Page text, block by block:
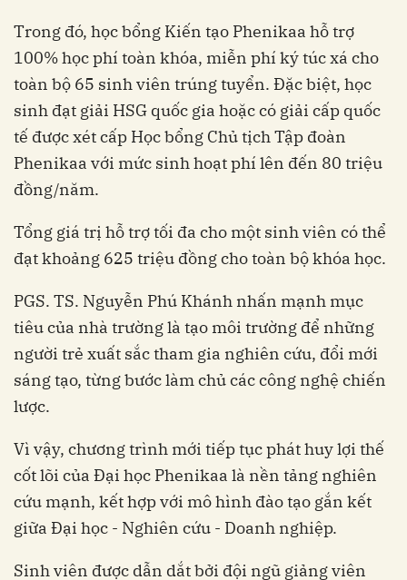
Trong đó, học bổng Kiến tạo Phenikaa hỗ trợ
100% học phí toàn khóa, miễn phí ký túc xá cho
toàn bộ 65 sinh viên trúng tuyển. Đặc biệt, học
sinh đạt giải HSG quốc gia hoặc có giải cấp quốc
tế được xét cấp Học bổng Chủ tịch Tập đoàn
Phenikaa với mức sinh hoạt phí lên đến 80 triệu
đồng/năm.
Tổng giá trị hỗ trợ tối đa cho một sinh viên có thể
đạt khoảng 625 triệu đồng cho toàn bộ khóa học.
PGS. TS. Nguyễn Phú Khánh nhấn mạnh mục
tiêu của nhà trường là tạo môi trường để những
người trẻ xuất sắc tham gia nghiên cứu, đổi mới
sáng tạo, từng bước làm chủ các công nghệ chiến
lược.
Vì vậy, chương trình mới tiếp tục phát huy lợi thế
cốt lõi của Đại học Phenikaa là nền tảng nghiên
cứu mạnh, kết hợp với mô hình đào tạo gắn kết
giữa Đại học - Nghiên cứu - Doanh nghiệp.
Sinh viên được dẫn dắt bởi đội ngũ giảng viên